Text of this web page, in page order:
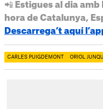
📲 Estigues al dia
hora de Catalunya,
Descarrega’t aquí
CARLES PUIGDEMONT ORIOL